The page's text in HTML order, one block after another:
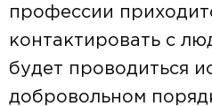
профессии
контактировать с
будет проводиться
добровольном